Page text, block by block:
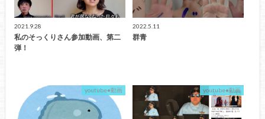
2021.9.28
私のそっくりさん参加動画、第二
弾！
2022.5.11
群青
youtube•動画 youtube•動画